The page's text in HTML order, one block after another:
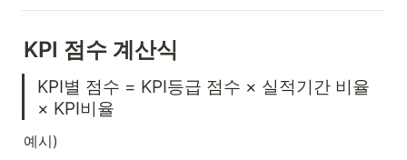
KPI 점수 계산식
KPI별 점수 = KPI등급 점수 × 실적기간 비율
× KPI비율
예시)